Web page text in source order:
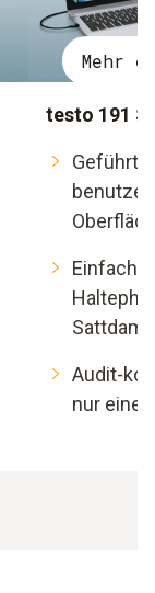
Mehr
testo 191
Geführte
Einfach
Audit-
nur